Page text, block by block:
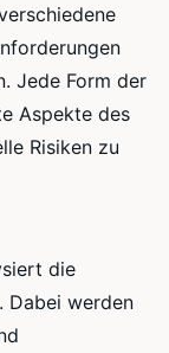
Jede Form der
Aspekte des
Risiken zu
die
Dabei werden